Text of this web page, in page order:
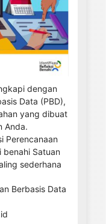
dengan
Data (PBD),
yang dibuat
Anda.
Perencanaan
benahi Satuan
sederhana
Berbasis Data